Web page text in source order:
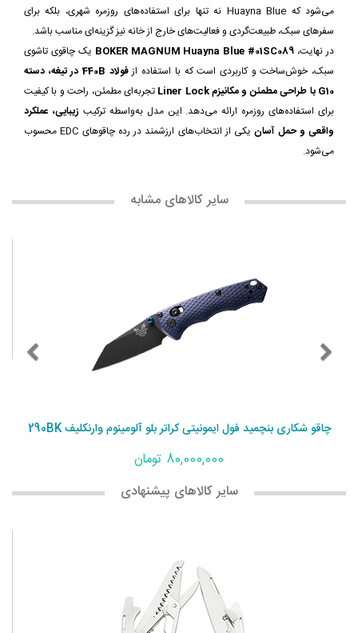
می‌شود که Huayna Blue نه تنها برای استفاده‌های روزمره شهری، بلکه برای
سفرهای سبک، طبیعت‌گردی و فعالیت‌های خارج از خانه نیز گزینه‌ای مناسب باشد.
در نهایت، BOKER MAGNUM Huayna Blue #01SC089 یک چاقوی تاشوی
سبک، خوش‌ساخت و کاربردی است که با استفاده از
فولاد 440B در تیغه، دسته
G10 با طراحی مطمئن و مکانیزم Liner Lock
تجربه‌ای مطمئن، راحت و با کیفیت
برای استفاده‌های روزمره ارائه می‌دهد. این مدل به‌واسطه ترکیب زیبایی، عملکرد
واقعی و حمل آسان
یکی از انتخاب‌های ارزشمند در رده چاقوهای EDC محسوب
می‌شود.
سایر کالاهای مشابه
چاقو شکاری بنچمید فول ایمونیتی کراتر بلو آلومینوم وارنکلیف 290BK
80,000,000 تومان
سایر کالاهای پیشنهادی